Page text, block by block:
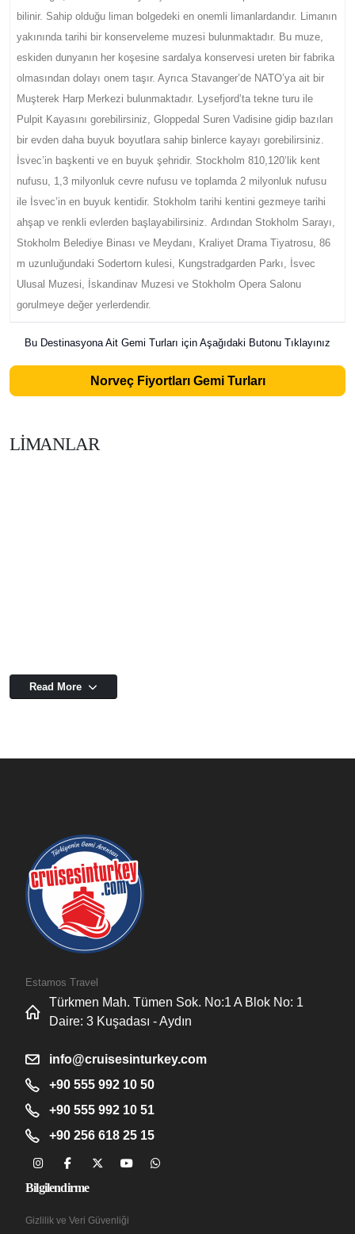
bilinir. Sahip olduğu liman bolgedeki en onemli limanlardandır. Limanın
yakınında tarihi bir konserveleme muzesi bulunmaktadır. Bu muze,
eskiden dunyanın her koşesine sardalya konservesi ureten bir fabrika
olmasından dolayı onem taşır. Ayrıca Stavanger’de NATO’ya ait bir
Muşterek Harp Merkezi bulunmaktadır. Lysefjord’ta tekne turu ile
Pulpit Kayasını gorebilirsiniz, Gloppedal Suren Vadisine gidip bazıları
bir evden daha buyuk boyutlara sahip binlerce kayayı gorebilirsiniz.
İsvec’in başkenti ve en buyuk şehridir. Stockholm 810,120’lik kent
nufusu, 1,3 milyonluk cevre nufusu ve toplamda 2 milyonluk nufusu
ile İsvec’in en buyuk kentidir. Stokholm tarihi kentini gezmeye tarihi
ahşap ve renkli evlerden başlayabilirsiniz. Ardından Stokholm Sarayı,
Stokholm Belediye Binası ve Meydanı, Kraliyet Drama Tiyatrosu, 86
m uzunluğundaki Sodertorn kulesi, Kungstradgarden Parkı, İsvec
Ulusal Muzesi, İskandinav Muzesi ve Stokholm Opera Salonu
gorulmeye değer yerlerdendir.
Bu Destinasyona Ait Gemi Turları için Aşağıdaki Butonu Tıklayınız
Norveç Fiyortları Gemi Turları
LİMANLAR
Read More
Estamos Travel
Türkmen Mah. Tümen Sok. No:1 A Blok No: 1
Daire: 3 Kuşadası - Aydın
info@cruisesinturkey.com
+90 555 992 10 50
+90 555 992 10 51
+90 256 618 25 15
Bilgilendirme
Gizlilik ve Veri Güvenliği